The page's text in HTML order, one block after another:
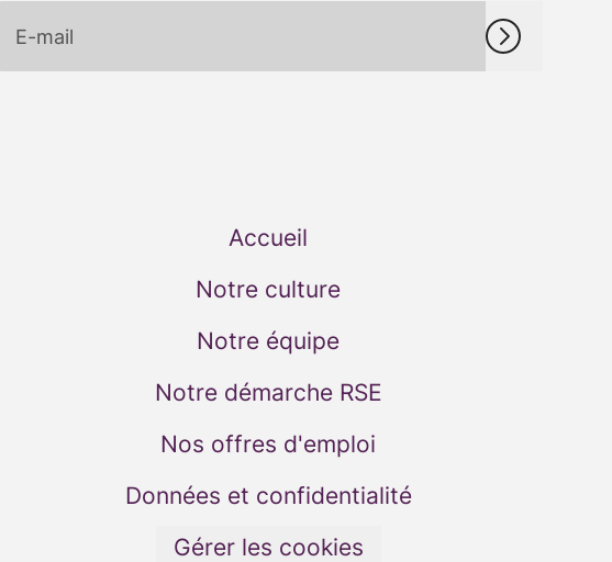
Accueil
Notre culture
Notre équipe
Notre démarche RSE
Nos offres d'emploi
Données et confidentialité
Gérer les cookies